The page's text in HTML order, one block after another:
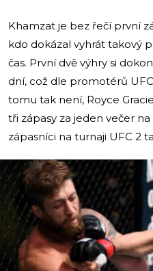
Khamzat je bez řečí první
kdo dokázal vyhrát takový
čas. První dvě výhry si
dní, což dle promotérů
tomu tak není, Royce
tři zápasy za jeden večer na
zápasníci na turnaji UFC 2